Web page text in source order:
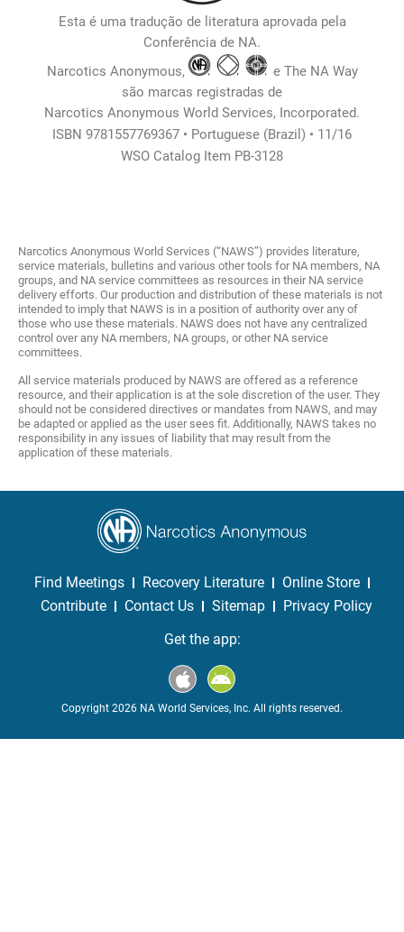
Esta é uma tradução de literatura aprovada pela
Conferência de NA.
Narcotics Anonymous,
e The NA Way
são marcas registradas de
Narcotics Anonymous World Services, Incorporated.
ISBN 9781557769367 • Portuguese (Brazil) • 11/16
WSO Catalog Item PB-3128
Narcotics Anonymous World Services (“NAWS”) provides literature,
service materials, bulletins and various other tools for NA members, NA
groups, and NA service committees as resources in their NA service
delivery efforts. Our production and distribution of these materials is not
intended to imply that NAWS is in a position of authority over any of
those who use these materials. NAWS does not have any centralized
control over any NA members, NA groups, or other NA service
committees.
All service materials produced by NAWS are offered as a reference
resource, and their application is at the sole discretion of the user. They
should not be considered directives or mandates from NAWS, and may
be adapted or applied as the user sees fit. Additionally, NAWS takes no
responsibility in any issues of liability that may result from the
application of these materials.
Find Meetings Recovery Literature
Online Store
Contribute
Contact Us Sitemap
Privacy Policy
Get the app:
Copyright 2026 NA World Services, Inc. All rights reserved.